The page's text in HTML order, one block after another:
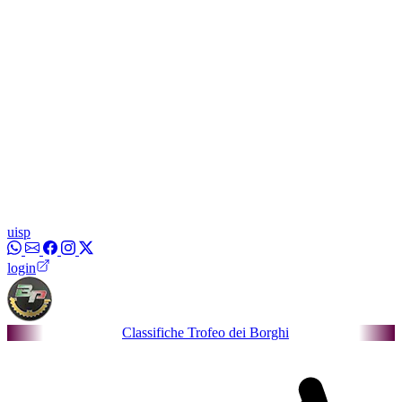
uisp
login
Classifiche Trofeo dei Borghi